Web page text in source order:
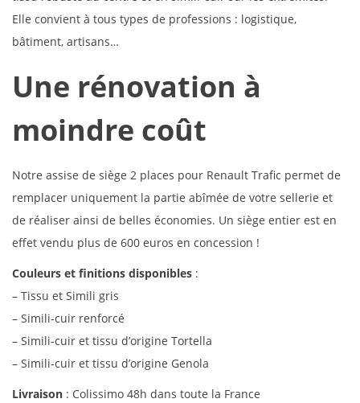
Elle convient à tous types de professions : logistique,
bâtiment, artisans…
Une rénovation à
moindre coût
Notre assise de siège 2 places pour Renault Trafic permet de
remplacer uniquement la partie abîmée de votre sellerie et
de réaliser ainsi de belles économies. Un siège entier est en
effet vendu plus de 600 euros en concession !
Couleurs et finitions disponibles :
– Tissu et Simili gris
– Simili-cuir renforcé
– Simili-cuir et tissu d’origine Tortella
– Simili-cuir et tissu d’origine Genola
Livraison : Colissimo 48h dans toute la France